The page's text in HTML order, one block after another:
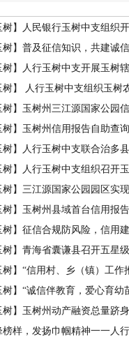
树】人民银行玉树中支组织
树】普及征信知识，共建
树】人行玉树中支开展玉树
树】 人行玉树中支组织玉
树】玉树州三江源国家公园
树】玉树州信用报告自助查
树】人行玉树中支联合治多
树】人行玉树中支组织召开
树】三江源国家公园园区实
树】玉树州县域首台信用报
树】征信合规防风险，信
树】青海省囊谦县召开五星
树】“信用村、乡（镇）工
树】“诚信伴教育，爱心育
树】玉树州动产融资总量跻
榜样，发扬巾帼精神一一人